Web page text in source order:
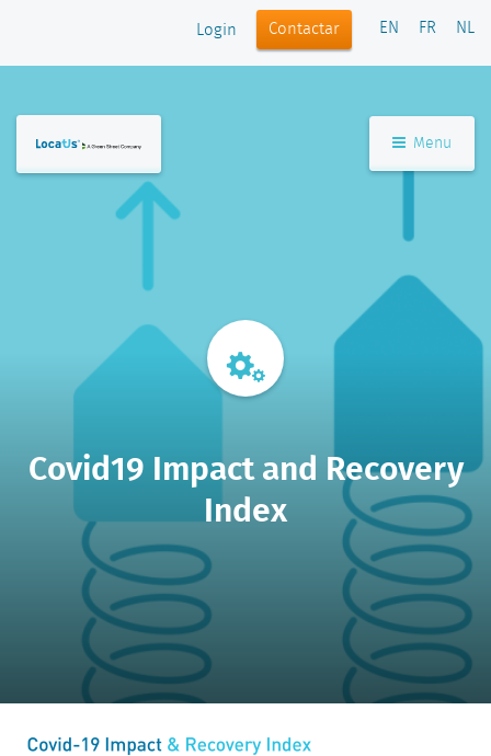
Login Contactar EN FR NL
Menu
Covid19 Impact and Recovery
Index